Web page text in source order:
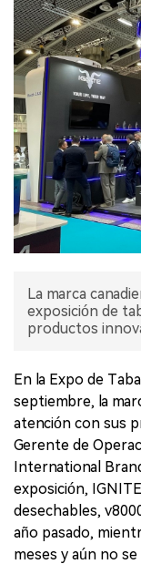
CHINA
DATOS
EXPOSICIÓN
ENTREVISTA
La marca
exposición de
productos
En la Expo de
septiembre, la
atención con sus
Gerente de
International
exposición,
desechables,
año pasado,
meses y aún no